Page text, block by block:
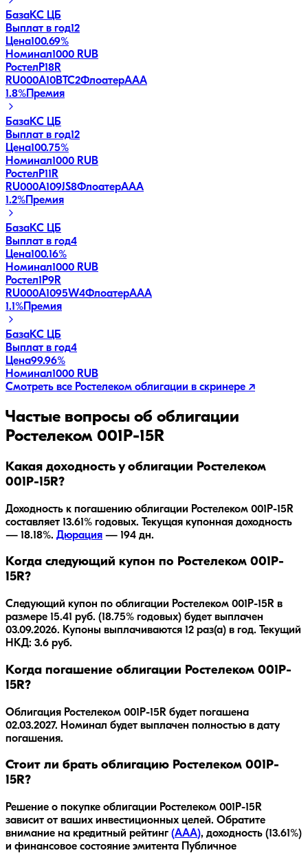
БазаКС ЦБ
Выплат в год12
Цена100.69%
Номинал1000 RUB
РостелP18R
RU000A10BTC2ФлоатерAAA
1.8% Премия
БазаКС ЦБ
Выплат в год12
Цена100.75%
Номинал1000 RUB
РостелP11R
RU000A109JS8ФлоатерAAA
1.2% Премия
БазаКС ЦБ
Выплат в год4
Цена100.16%
Номинал1000 RUB
Ростел1P9R
RU000A1095W4ФлоатерAAA
1.1% Премия
БазаКС ЦБ
Выплат в год4
Цена99.96%
Номинал1000 RUB
Смотреть все Ростелеком облигации в скринере ↗
Частые вопросы об облигации
Ростелеком 001P-15R
Какая доходность у облигации Ростелеком
001P-15R?
Доходность к погашению облигации Ростелеком 001P-15R
составляет 13.61% годовых. Текущая купонная доходность
— 18.18%. Дюрация — 194 дн.
Когда следующий купон по Ростелеком 001P-
15R?
Следующий купон по облигации Ростелеком 001P-15R в
размере 15.41 руб. (18.75% годовых) будет выплачен
03.09.2026. Купоны выплачиваются 12 раз(а) в год. Текущий
НКД: 3.6 руб.
Когда погашение облигации Ростелеком 001P-
15R?
Облигация Ростелеком 001P-15R будет погашена
02.03.2027. Номинал будет выплачен полностью в дату
погашения.
Стоит ли брать облигацию Ростелеком 001P-
15R?
Решение о покупке облигации Ростелеком 001P-15R
зависит от ваших инвестиционных целей. Обратите
внимание на кредитный рейтинг (AAA), доходность (13.61%)
и финансовое состояние эмитента Публичное